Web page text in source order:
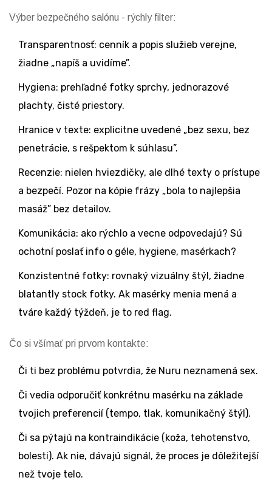
Výber bezpečného salónu - rýchly filter:
Transparentnosť: cenník a popis služieb verejne,
žiadne „napíš a uvidíme”.
Hygiena: prehľadné fotky sprchy, jednorazové
plachty, čisté priestory.
Hranice v texte: explicitne uvedené „bez sexu, bez
penetrácie, s rešpektom k súhlasu”.
Recenzie: nielen hviezdičky, ale dlhé texty o prístupe
a bezpečí. Pozor na kópie frázy „bola to najlepšia
masáž” bez detailov.
Komunikácia: ako rýchlo a vecne odpovedajú? Sú
ochotní poslať info o géle, hygiene, masérkach?
Konzistentné fotky: rovnaký vizuálny štýl, žiadne
blatantly stock fotky. Ak masérky menia mená a
tváre každý týždeň, je to red flag.
Čo si všímať pri prvom kontakte:
Či ti bez problému potvrdia, že Nuru neznamená sex.
Či vedia odporučiť konkrétnu masérku na základe
tvojich preferencií (tempo, tlak, komunikačný štýl).
Či sa pýtajú na kontraindikácie (koža, tehotenstvo,
bolesti). Ak nie, dávajú signál, že proces je dôležitejší
než tvoje telo.